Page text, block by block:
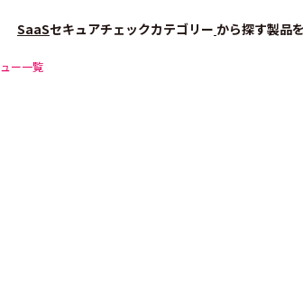
SaaSセキュアチェックカテゴリー から探す製品
ー一覧